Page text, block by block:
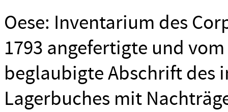
Oese: Inventarium des
1793 angefertigte und
beglaubigte Abschrift des
Lagerbuches mit